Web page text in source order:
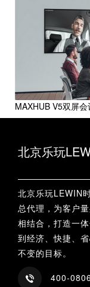
MAXHUB V5双屏
北京乐玩
北京乐玩LEWIN
总代理，为客户
相结合，打造一
到经济、快捷、
不变的目标。
400-